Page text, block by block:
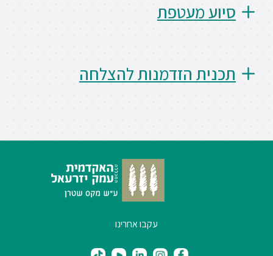
סטודנטים
סגל
סיוע מעטפת
תכנית הזדמנות להצלחה
עקבו אחרינו